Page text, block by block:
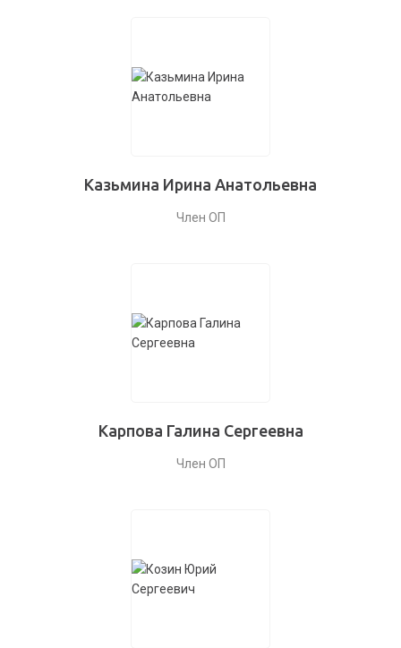
Казьмина Ирина Анатольевна
Член ОП
Карпова Галина Сергеевна
Член ОП